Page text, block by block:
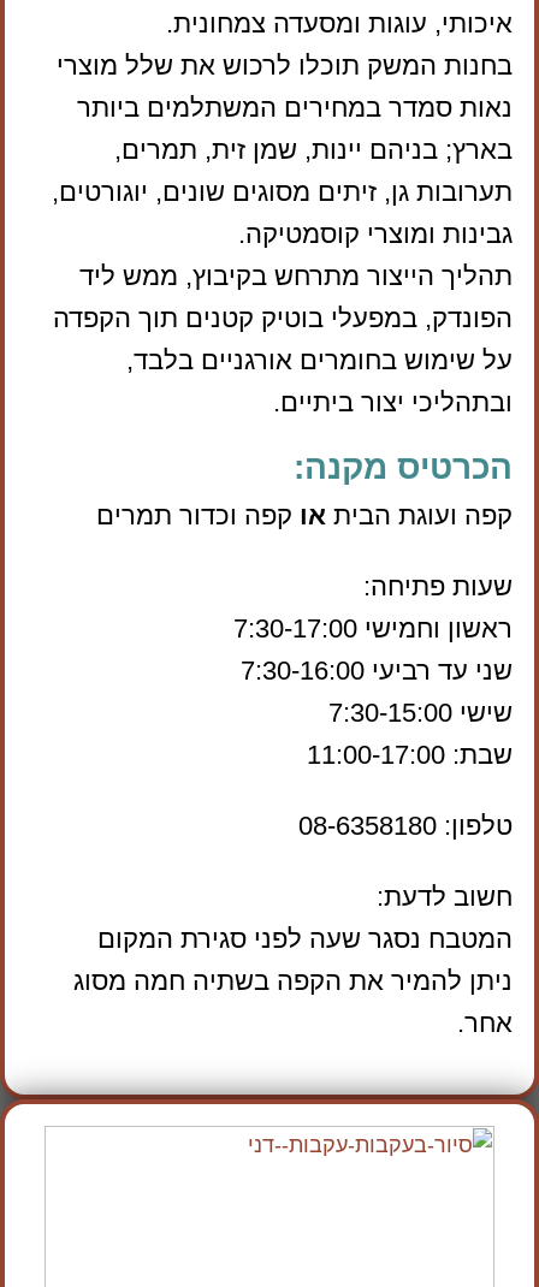
איכותי, עוגות ומסעדה צמחונית.
בחנות המשק תוכלו לרכוש את שלל מוצרי
נאות סמדר במחירים המשתלמים ביותר
בארץ; בניהם יינות, שמן זית, תמרים,
תערובות גן, זיתים מסוגים שונים, יוגורטים,
גבינות ומוצרי קוסמטיקה.
תהליך הייצור מתרחש בקיבוץ, ממש ליד
הפונדק, במפעלי בוטיק קטנים תוך הקפדה
על שימוש בחומרים אורגניים בלבד,
ובתהליכי יצור ביתיים.
הכרטיס מקנה:
קפה ועוגת הבית או קפה וכדור תמרים
שעות פתיחה:
ראשון וחמישי 7:30-17:00
שני עד רביעי 7:30-16:00
שישי 7:30-15:00
שבת: 11:00-17:00
טלפון: 08-6358180
חשוב לדעת:
המטבח נסגר שעה לפני סגירת המקום
ניתן להמיר את הקפה בשתיה חמה מסוג
אחר.